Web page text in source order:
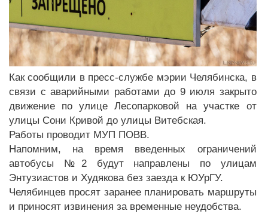
Как сообщили в пресс-службе мэрии Челябинска, в
связи с аварийными работами до 9 июля закрыто
движение по улице Лесопарковой на участке от
улицы Сони Кривой до улицы Витебская.
Работы проводит МУП ПОВВ.
Напомним, на время введенных ограничений
автобусы №2 будут направлены по улицам
Энтузиастов и Худякова без заезда к ЮУрГУ.
Челябинцев просят заранее планировать маршруты
и приносят извинения за временные неудобства.